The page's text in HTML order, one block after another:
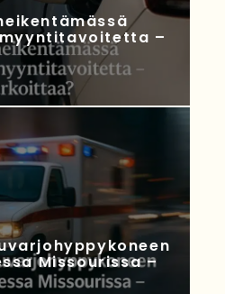
–
Missourissa –